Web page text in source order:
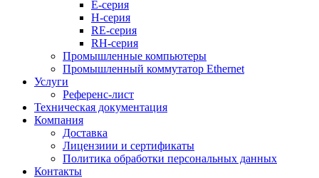
E-серия
H-серия
RE-серия
RH-серия
Промышленные компьютеры
Промышленный коммутатор Ethernet
Услуги
Референс-лист
Техническая документация
Компания
Доставка
Лицензиии и сертификаты
Политика обработки персональных данных
Контакты